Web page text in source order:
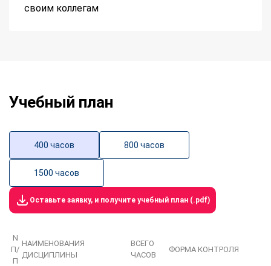
своим коллегам
Учебный план
400 часов 800 часов
1500 часов
Оставьте заявку, и получите учебный план (.pdf)
N
П/
П
НАИМЕНОВАНИЯ
ДИСЦИПЛИНЫ
ВСЕГО
ЧАСОВ
ФОРМА КОНТРОЛЯ